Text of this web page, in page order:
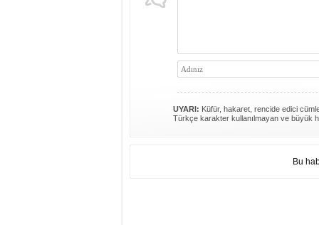
UYARI: Küfür, hakaret, rencide edici
Türkçe karakter kullanılmayan ve büyük
Bu